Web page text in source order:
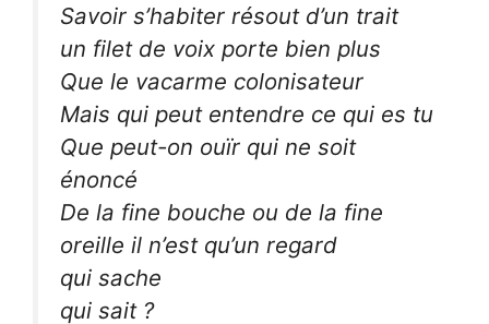
Savoir s’habiter résout d’un trait
un filet de voix porte bien plus
Que le vacarme colonisateur
Mais qui peut entendre ce qui es tu
Que peut-on ouïr qui ne soit
énoncé
De la fine bouche ou de la fine
oreille il n’est qu’un regard
qui sache
qui sait ?